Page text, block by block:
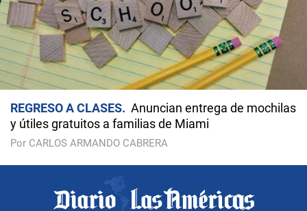
REGRESO A CLASES
Anuncian entrega de mochilas
y útiles gratuitos a familias de Miami
Por CARLOS ARMANDO CABRERA